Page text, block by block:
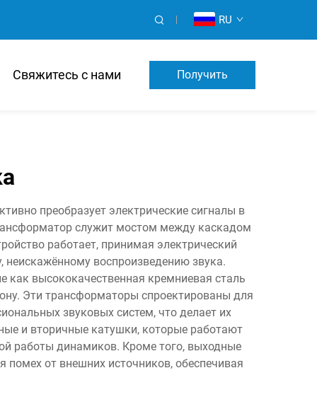
RU
Свяжитесь с нами Получить
преобразует электрические сигналы в
служит мостом между каскадом
работает, принимая электрический
неискажённому воспроизведению звука.
высококачественная кремниевая сталь
Эти трансформаторы спроектированы для
звуковых систем, что делает их
и вторичные катушки, которые работают
работы динамиков. Кроме того, выходные
от внешних источников, обеспечивая